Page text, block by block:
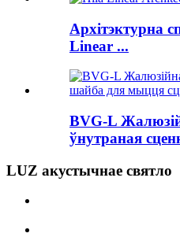
Архітэктурна
Linear ...
BVG-L
ўнутраная
LUZ акустычнае святло